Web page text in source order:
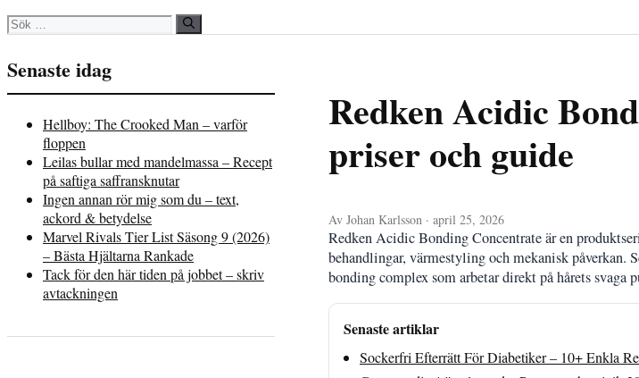
Sök
efter:
Redken Acidic
priser och guide
Av Johan Karlsson · april 25, 2026
Redken Acidic Bonding Concentrate är en
behandlingar, värmestyling och mekanisk påverkan.
bonding complex som arbetar direkt på hårets svaga
Senaste artiklar
Sockerfri Efterrätt För Diabetiker – 10+ Enkla
Senaste idag
Hellboy: The Crooked Man – varför
floppen
Leilas bullar med mandelmassa – Recept
på saftiga saffransknutar
Ingen annan rör mig som du – text,
ackord & betydelse
Marvel Rivals Tier List Säsong 9 (2026)
– Bästa Hjältarna Rankade
Tack för den här tiden på jobbet – skriv
avtackningen